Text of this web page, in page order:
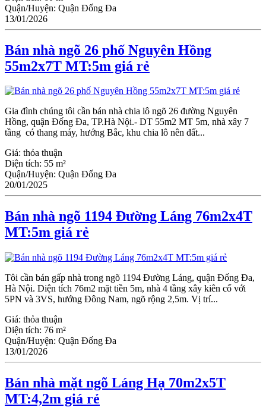
Quận/Huyện: Quận Đống Đa
13/01/2026
Bán nhà ngõ 26 phố Nguyên Hồng
55m2x7T MT:5m giá rẻ
Gia đình chúng tôi cần bán nhà chia lô ngõ 26 đường Nguyên
Hồng, quận Đống Đa, TP.Hà Nội.- DT 55m2 MT 5m, nhà xây 7
tầng có thang máy, hướng Bắc, khu chia lô nên đất...
Giá: thỏa thuận
Diện tích: 55 m²
Quận/Huyện: Quận Đống Đa
20/01/2025
Bán nhà ngõ 1194 Đường Láng 76m2x4T
MT:5m giá rẻ
Tôi cần bán gấp nhà trong ngõ 1194 Đường Láng, quận Đống Đa,
Hà Nội. Diện tích 76m2 mặt tiền 5m, nhà 4 tầng xây kiên cố với
5PN và 3VS, hướng Đông Nam, ngõ rộng 2,5m. Vị trí...
Giá: thỏa thuận
Diện tích: 76 m²
Quận/Huyện: Quận Đống Đa
13/01/2026
Bán nhà mặt ngõ Láng Hạ 70m2x5T
MT:4,2m giá rẻ